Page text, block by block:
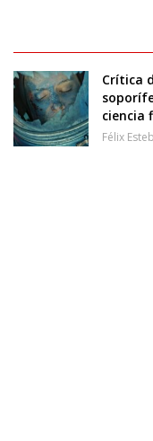
Crítica
ciencia
Félix